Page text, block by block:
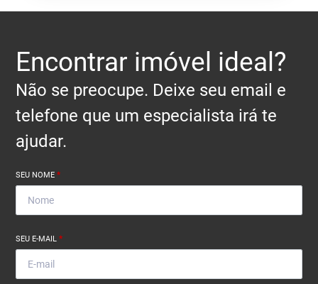
Encontrar imóvel ideal?
Não se preocupe. Deixe seu email e
telefone que um especialista irá te
ajudar.
SEU NOME*
SEU E-MAIL*